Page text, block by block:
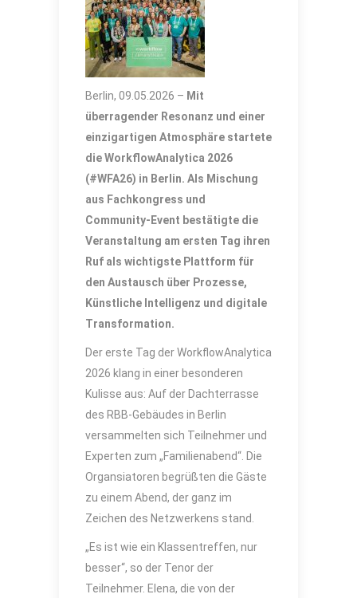
Berlin, 09.05.2026 – Mit
überragender Resonanz und einer
einzigartigen Atmosphäre startete
die WorkflowAnalytica 2026
(#WFA26) in Berlin. Als Mischung
aus Fachkongress und
Community-Event bestätigte die
Veranstaltung am ersten Tag ihren
Ruf als wichtigste Plattform für
den Austausch über Prozesse,
Künstliche Intelligenz und digitale
Transformation.
Der erste Tag der WorkflowAnalytica
2026 klang in einer besonderen
Kulisse aus: Auf der Dachterrasse
des RBB-Gebäudes in Berlin
versammelten sich Teilnehmer und
Experten zum „Familienabend“. Die
Organsiatoren begrüßten die Gäste
zu einem Abend, der ganz im
Zeichen des Netzwerkens stand.
„Es ist wie ein Klassentreffen, nur
besser“, so der Tenor der
Teilnehmer. Elena, die von der